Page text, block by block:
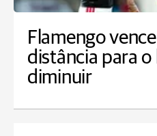
Flamengo
distância para o
diminuir